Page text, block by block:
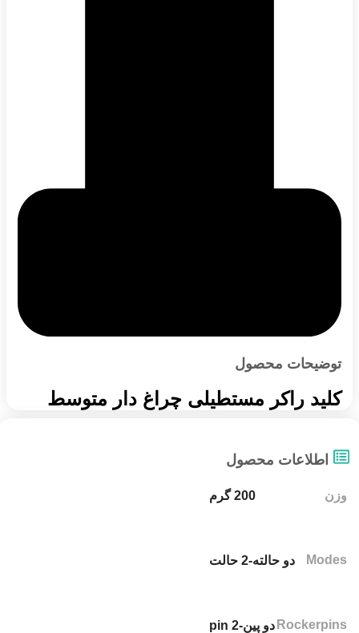
توضیحات محصول
کلید راکر مستطیلی چراغ دار متوسط
اطلاعات محصول
وزن 200 گرم
Modes دو حالته-2 حالت
Rockerpins دو پین-2 pin